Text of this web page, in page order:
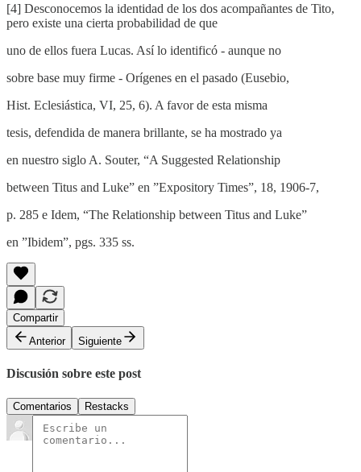
[4] Desconocemos la identidad de los dos acompañantes de Tito,
pero existe una cierta probabilidad de que
uno de ellos fuera Lucas. Así lo identificó - aunque no
sobre base muy firme - Orígenes en el pasado (Eusebio,
Hist. Eclesiástica, VI, 25, 6). A favor de esta misma
tesis, defendida de manera brillante, se ha mostrado ya
en nuestro siglo A. Souter, “A Suggested Relationship
between Titus and Luke” en ”Expository Times”, 18, 1906-7,
p. 285 e Idem, “The Relationship between Titus and Luke”
en ”Ibidem”, pgs. 335 ss.
Compartir
Anterior
Siguiente
Discusión sobre este post
Comentarios Restacks